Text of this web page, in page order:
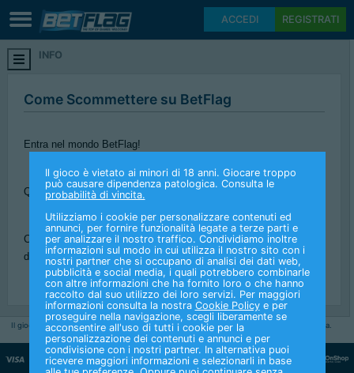
ACCEDI REGISTRATI
INFO
Come Scommettere su BetFlag
Entra nel mondo BetFlag!
Qui trovi tutte le indicazioni per giocare e scommettere con noi.
Clicca su una delle voci del menu a sinistra e scegli l'argomento
di tuo interesse.
Il gioco è vietato ai minori di 18 anni. Giocare troppo può causare dipendenza patologica.
Consultale probabilità di vincita.
Il gioco è vietato ai minori di 18 anni. Giocare troppo
può causare dipendenza patologica. Consulta le
probabilità di vincita.
Utilizziamo i cookie per personalizzare contenuti ed
annunci, per fornire funzionalità legate a terze parti e
per analizzare il nostro traffico. Condividiamo inoltre
informazioni sul modo in cui utilizza il nostro sito con i
nostri partner che si occupano di analisi dei dati web,
pubblicità e social media, i quali potrebbero combinarle
con altre informazioni che ha fornito loro o che hanno
raccolto dal suo utilizzo dei loro servizi. Per maggiori
informazioni consulta la nostra Cookie Policye per
proseguire nella navigazione, scegli liberamente se
acconsentire all'uso di tutti i cookie per la
personalizzazione dei contenuti e annunci e per
condivisione con i nostri partner. In alternativa puoi
ricevere maggiori informazioni e selezionarli in base